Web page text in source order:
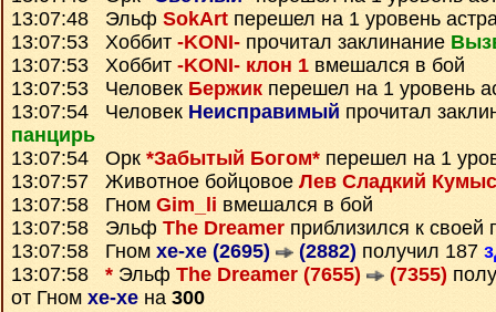
13:07:48 Эльф SokArt перешел на 1 уровень
13:07:53 Хоббит -KONI- прочитал заклинание
13:07:53 Хоббит -KONI- клон 1 вмешался в бой
13:07:53 Человек Бержик перешел на 1 уровень
13:07:54 Человек Неисправимый прочитал
панцирь
13:07:54 Орк *Забытый Богом* перешел на 1
13:07:57 Животное бойцовое Лев Сладкий Кумыс
13:07:58 Гном Gim_li вмешался в бой
13:07:58 Эльф The Dreamer приблизился к своей
13:07:58 Гном xe-xe (2695) (2882) получил 187
13:07:58 * Эльф The Dreamer (7655) (7355)
от Гном xe-xe на 300